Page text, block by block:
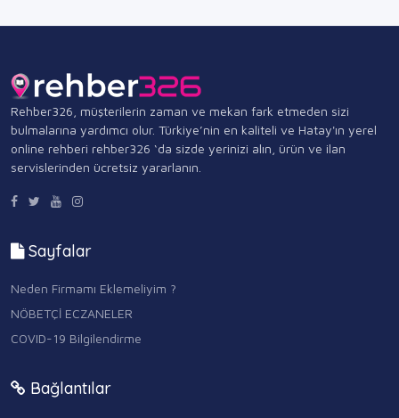
Rehber326, müşterilerin zaman ve mekan fark etmeden sizi
bulmalarına yardımcı olur. Türkiye’nin en kaliteli ve Hatay'ın yerel
online rehberi rehber326 ‘da sizde yerinizi alın, ürün ve ilan
servislerinden ücretsiz yararlanın.
Sayfalar
Neden Firmamı Eklemeliyim ?
NÖBETÇİ ECZANELER
COVID-19 Bilgilendirme
Bağlantılar